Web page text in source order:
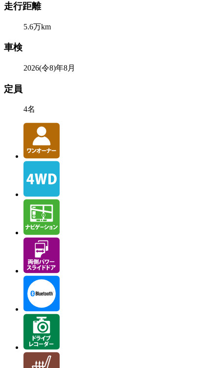
走行距離
5.6万km
車検
2026(令8)年8月
定員
4名